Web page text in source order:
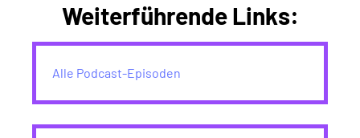
Weiterführende Links:
Alle Podcast-Episoden